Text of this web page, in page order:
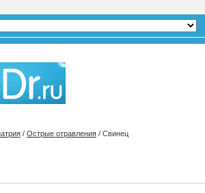
/ Острые отравления / Свинец